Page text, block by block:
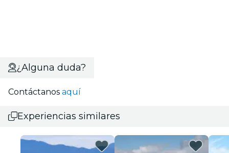
¿Alguna duda?
Contáctanos aquí
Experiencias similares